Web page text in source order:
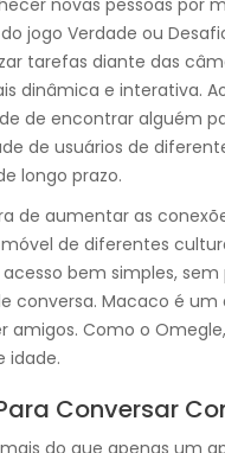
novas pessoas por
jogo Verdade ou
tarefas diante das
dinâmica e interativa.
de encontrar alguém
de usuários de
longo prazo.
de aumentar as
de diferentes
bem simples,
conversa. Macaco é
amigos. Como o
idade.
Conversar
do que apenas um